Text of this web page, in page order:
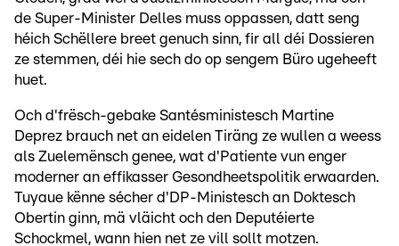
de Super-Minister Delles muss oppassen, datt seng
héich Schëllere breet genuch sinn, fir all déi Dossieren
ze stemmen, déi hie sech do op sengem Büro ugeheeft
huet.
Och d'frësch-gebake Santésministesch Martine
Deprez brauch net an eidelen Tiräng ze wullen a weess
als Zuelemënsch genee, wat d'Patiente vun enger
moderner an effikasser Gesondheetspolitik erwaarden.
Tuyaue kënne sécher d'DP-Ministesch an Doktesch
Obertin ginn, mä vläicht och den Deputéierte
Schockmel, wann hien net ze vill sollt motzen.